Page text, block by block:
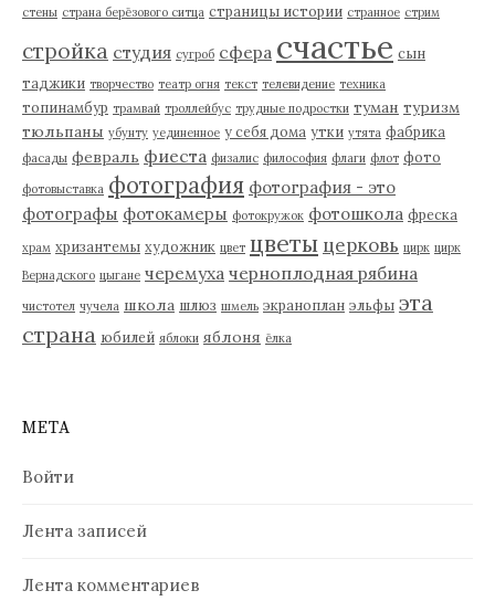
стены страна берёзового ситца страницы истории странное стрим
стройка студия сугроб сфера счастье сын
таджики творчество театр огня текст телевидение техника
топинамбур трамвай троллейбус трудные подростки туман туризм
тюльпаны убунту уединенное у себя дома утки утята фабрика
фасады февраль фиеста физалис философия флаги флот фото
фотовыставка фотография фотография - это
фотографы фотокамеры фотокружок фотошкола фреска
храм хризантемы художник цвет цветы церковь цирк цирк
Вернадского цыгане черемуха черноплодная рябина
чистотел чучела школа шлюз шмель экраноплан эльфы эта
страна юбилей яблоки яблоня ёлка
МЕТА
Войти
Лента записей
Лента комментариев